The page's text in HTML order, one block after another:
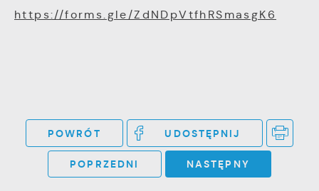
https://forms.gle/ZdNDpVtfhRSmasgK6
POWRÓT UDOSTĘPNIJ
POPRZEDNI NASTĘPNY